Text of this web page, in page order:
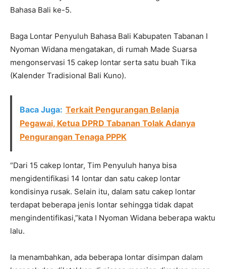
Bahasa Bali ke-5.
Baga Lontar Penyuluh Bahasa Bali Kabupaten Tabanan I
Nyoman Widana mengatakan, di rumah Made Suarsa
mengonservasi 15 cakep lontar serta satu buah Tika
(Kalender Tradisional Bali Kuno).
Baca Juga: Terkait Pengurangan Belanja
Pegawai, Ketua DPRD Tabanan Tolak Adanya
Pengurangan Tenaga PPPK
“Dari 15 cakep lontar, Tim Penyuluh hanya bisa
mengidentifikasi 14 lontar dan satu cakep lontar
kondisinya rusak. Selain itu, dalam satu cakep lontar
terdapat beberapa jenis lontar sehingga tidak dapat
mengindentifikasi,”kata I Nyoman Widana beberapa waktu
lalu.
Ia menambahkan, ada beberapa lontar disimpan dalam